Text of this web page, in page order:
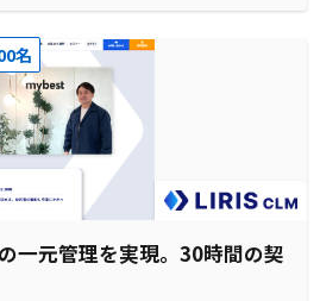
名
一元管理を実現。30時間の契